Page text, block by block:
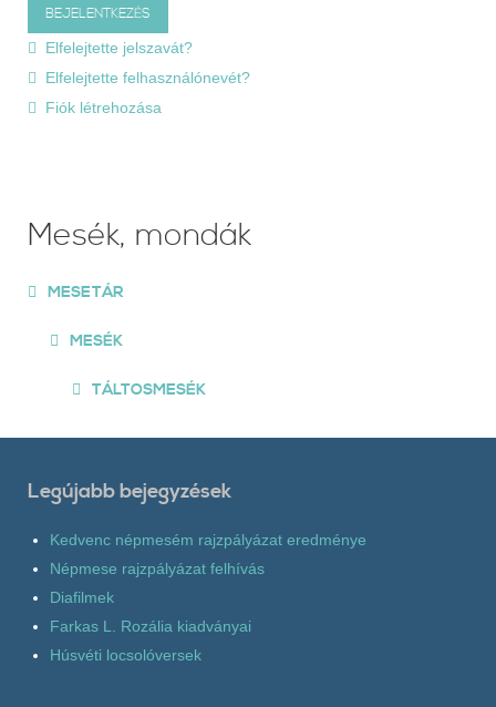
Elfelejtette jelszavát?
Elfelejtette felhasználónevét?
Fiók létrehozása
Mesék, mondák
MESETÁR
MESÉK
TÁLTOSMESÉK
Legújabb bejegyzések
Kedvenc népmesém rajzpályázat eredménye
Népmese rajzpályázat felhívás
Diafilmek
Farkas L. Rozália kiadványai
Húsvéti locsolóversek